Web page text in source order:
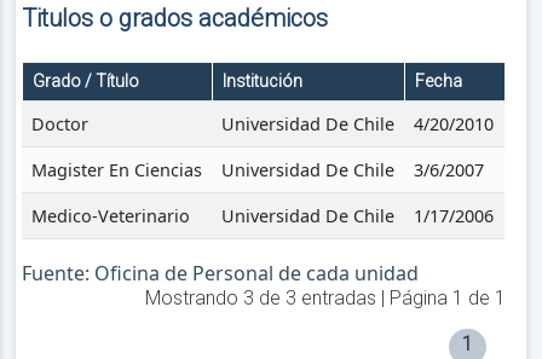
Titulos o grados académicos
Grado / Título Institución Fecha
Doctor Universidad De Chile
4/20/2010
Magister En Ciencias
Universidad De Chile
3/6/2007
Medico-Veterinario
Universidad De Chile 1/17/2006
Fuente: Oficina de Personal de cada unidad
Mostrando 3 de 3 entradas | Página 1 de 1
1